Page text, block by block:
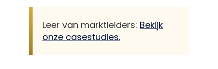
Leer van marktleiders: Bekijk
onze casestudies.